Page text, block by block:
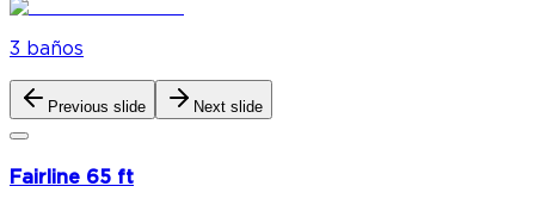
3 baños
Previous slide Next slide
Fairline 65 ft